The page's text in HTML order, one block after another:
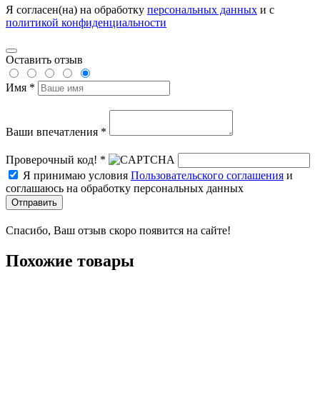
Я согласен(на) на обработку персональных данных и с
политикой конфиденциальности
Оставить отзыв
Имя *
Ваши впечатления *
Проверочный код! *
Я принимаю условия Пользовательского соглашения и
соглашаюсь на обработку персональных данных
Отправить
Спасибо, Ваш отзыв скоро появится на сайте!
Похожие товары